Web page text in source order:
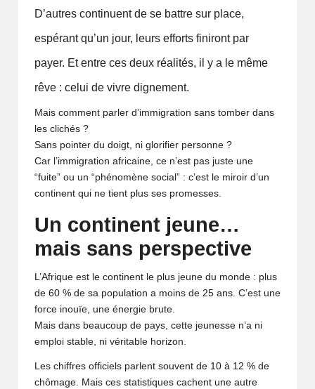
D’autres continuent de se battre sur place,
espérant qu’un jour, leurs efforts finiront par
payer. Et entre ces deux réalités, il y a le même
rêve : celui de vivre dignement.
Mais comment parler d’immigration sans tomber dans
les clichés ?
Sans pointer du doigt, ni glorifier personne ?
Car l’immigration africaine, ce n’est pas juste une
“fuite” ou un “phénomène social” : c’est le miroir d’un
continent qui ne tient plus ses promesses.
Un continent jeune…
mais sans perspective
L’Afrique est le continent le plus jeune du monde : plus
de 60 % de sa population a moins de 25 ans. C’est une
force inouïe, une énergie brute.
Mais dans beaucoup de pays, cette jeunesse n’a ni
emploi stable, ni véritable horizon.
Les chiffres officiels parlent souvent de 10 à 12 % de
chômage. Mais ces statistiques cachent une autre